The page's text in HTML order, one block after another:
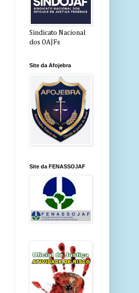
Sindicato Nacional
dos OAJFs
Site da Afojebra
Site da FENASSOJAF